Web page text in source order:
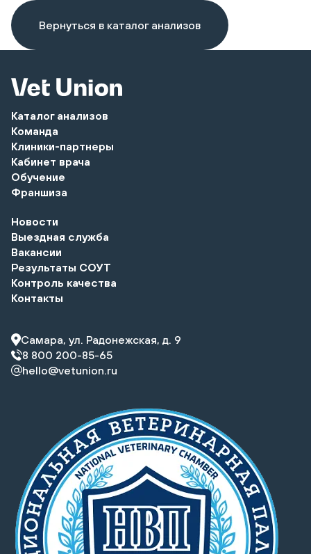
Вернуться в каталог анализов
Каталог анализов
Команда
Клиники-партнеры
Кабинет врача
Обучение
Франшиза
Новости
Выездная служба
Вакансии
Результаты СОУТ
Контроль качества
Контакты
Самара, ул. Радонежская, д. 9
8 800 200-85-65
hello@vetunion.ru